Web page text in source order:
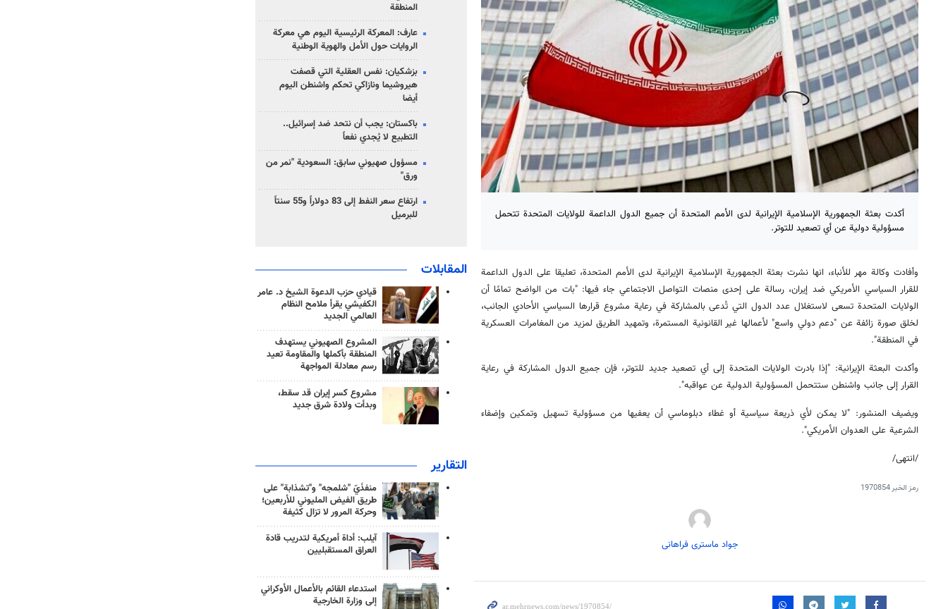
أكدت بعثة الجمهورية الإسلامية الإيرانية لدى الأمم المتحدة أن جميع الدول الداعمة للولايات المتحدة تتحمل
مسؤولية دولية عن أي تصعيد للتوتر.
وأفادت وكالة مهر للأنباء، انها نشرت بعثة الجمهورية الإسلامية الإيرانية لدى الأمم المتحدة، تعليقا على الدول الداعمة
للقرار السياسي الأمريكي ضد إيران، رسالة على إحدى منصات التواصل الاجتماعي جاء فيها: "بات من الواضح تمامًا أن
الولايات المتحدة تسعى لاستغلال عدد الدول التي تُدعى بالمشاركة في رعاية مشروع قرارها السياسي الأحادي الجانب،
لخلق صورة زائفة عن "دعم دولي واسع" لأعمالها غير القانونية المستمرة، وتمهيد الطريق لمزيد من المغامرات العسكرية
في المنطقة".
وأكدت البعثة الإيرانية: "إذا بادرت الولايات المتحدة إلى أي تصعيد جديد للتوتر، فإن جميع الدول المشاركة في رعاية
القرار إلى جانب واشنطن ستتحمل المسؤولية الدولية عن عواقبه".
ويضيف المنشور: "لا يمكن لأي ذريعة سياسية أو غطاء دبلوماسي أن يعفيها من مسؤولية تسهيل وتمكين وإضفاء
الشرعية على العدوان الأمريكي".
/انتهى/
رمز الخبر1970854
جواد ماستری فراهانی
المنطقة
عارف: المعركة الرئيسية اليوم هي معركة
الروايات حول الأمل والهوية الوطنية
بزشكيان: نفس العقلية التي قصفت
هيروشيما ونازاكي تحكم واشنطن اليوم
أيضا
باكستان: يجب أن نتحد ضد إسرائيل..
التطبيع لا يُجدي نفعاً
مسؤول صهيوني سابق: السعودية "نمر من
ورق"
ارتفاع سعر النفط إلى 83 دولاراً و55 سنتاً
للبرميل
المقابلات
قيادي حزب الدعوة الشيخ د. عامر
الكفيشي يقرأ ملامح النظام
العالمي الجديد
المشروع الصهيوني يستهدف
المنطقة بأكملها والمقاومة تعيد
رسم معادلة المواجهة
مشروع كسر إيران قد سقط،
وبدأت ولادة شرق جديد
التقارير
منفذَيّ "شلمجه" و"تشذابة" على
طريق الفيض المليوني للأربعين؛
وحركة المرور لا تزال كثيفة
آيلب: أداة أمريكية لتدريب قادة
العراق المستقبليين
استدعاء القائم بالأعمال الأوكراني
إلى وزارة الخارجية